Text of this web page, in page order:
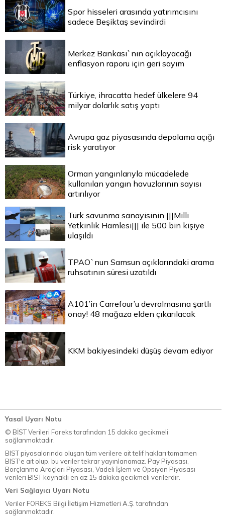
Spor hisseleri arasında yatırımcısını
sadece Beşiktaş sevindirdi
Merkez Bankası`nın açıklayacağı
enflasyon raporu için geri sayım
Türkiye, ihracatta hedef ülkelere 94
milyar dolarlık satış yaptı
Avrupa gaz piyasasında depolama açığı
risk yaratıyor
Orman yangınlarıyla mücadelede
kullanılan yangın havuzlarının sayısı
artırılıyor
Türk savunma sanayisinin |||Milli
Yetkinlik Hamlesi||| ile 500 bin kişiye
ulaşıldı
TPAO`nun Samsun açıklarındaki arama
ruhsatının süresi uzatıldı
A101’in Carrefour’u devralmasına şartlı
onay! 48 mağaza elden çıkarılacak
KKM bakiyesindeki düşüş devam ediyor
Yasal Uyarı Notu
© BİST Verileri Foreks tarafından 15 dakika gecikmeli
sağlanmaktadır.
BIST piyasalarında oluşan tüm verilere ait telif hakları tamamen
BIST'e ait olup, bu veriler tekrar yayınlanamaz. Pay Piyasası,
Borçlanma Araçları Piyasası, Vadeli İşlem ve Opsiyon Piyasası
verileri BIST kaynaklı en az 15 dakika gecikmeli verilerdir.
Veri Sağlayıcı Uyarı Notu
Veriler FOREKS Bilgi İletişim Hizmetleri A.Ş. tarafından
sağlanmaktadır.